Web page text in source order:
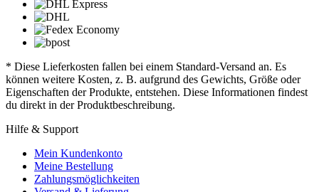
* Diese Lieferkosten fallen bei einem Standard-Versand an. Es
können weitere Kosten, z. B. aufgrund des Gewichts, Größe oder
Eigenschaften der Produkte, entstehen. Diese Informationen findest
du direkt in der Produktbeschreibung.
Hilfe & Support
Mein Kundenkonto
Meine Bestellung
Zahlungsmöglichkeiten